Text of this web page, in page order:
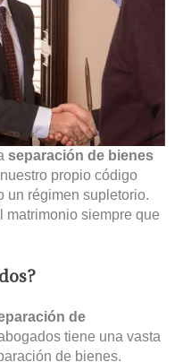
separación de bienes
propio código
un régimen supletorio.
matrimonio siempre que
de
tiene una vasta
de bienes.